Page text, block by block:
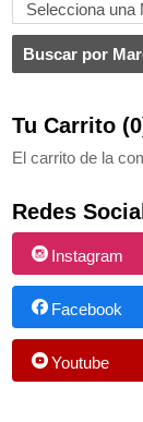
Tu Carrito
El carrito de la
Redes
Instagram
Facebook
Youtube